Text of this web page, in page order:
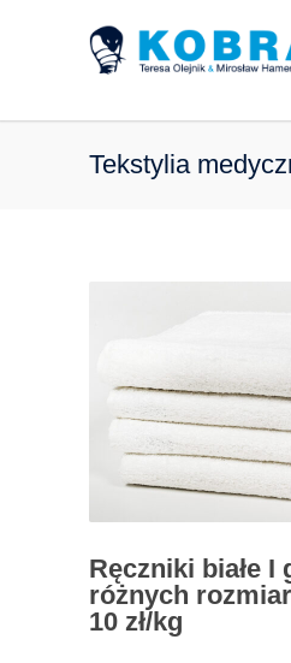
Tekstylia
Ręczniki białe I
różnych
10 zł/kg